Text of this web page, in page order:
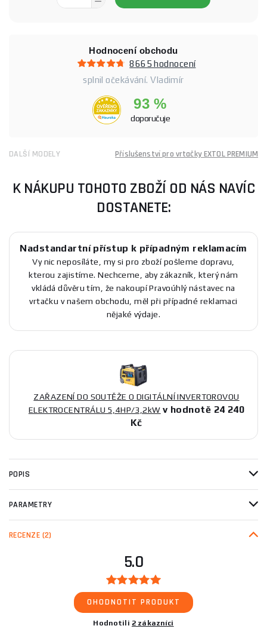
Hodnocení obchodu
8665 hodnocení
splnil očekávání. Vladimír
93 %
doporučuje
DALŠÍ MODELY Příslušenství pro vrtačky EXTOL PREMIUM
K NÁKUPU TOHOTO ZBOŽÍ OD NÁS NAVÍC
DOSTANETE:
Nadstandartní přístup k případným reklamacím
Vy nic neposíláte, my si pro zboží pošleme dopravu,
kterou zajistíme. Nechceme, aby zákazník, který nám
vkládá důvěru tím, že nakoupí Pravoúhlý nástavec na
vrtačku v našem obchodu, měl při případné reklamaci
nějaké výdaje.
ZAŘAZENÍ DO SOUTĚŽE O DIGITÁLNÍ INVERTOROVOU
ELEKTROCENTRÁLU 5,4HP/3,2kW v hodnotě 24 240
Kč
POPIS
PARAMETRY
RECENZE (2)
5.0
OHODNOTIT PRODUKT
Hodnotili 2 zákazníci